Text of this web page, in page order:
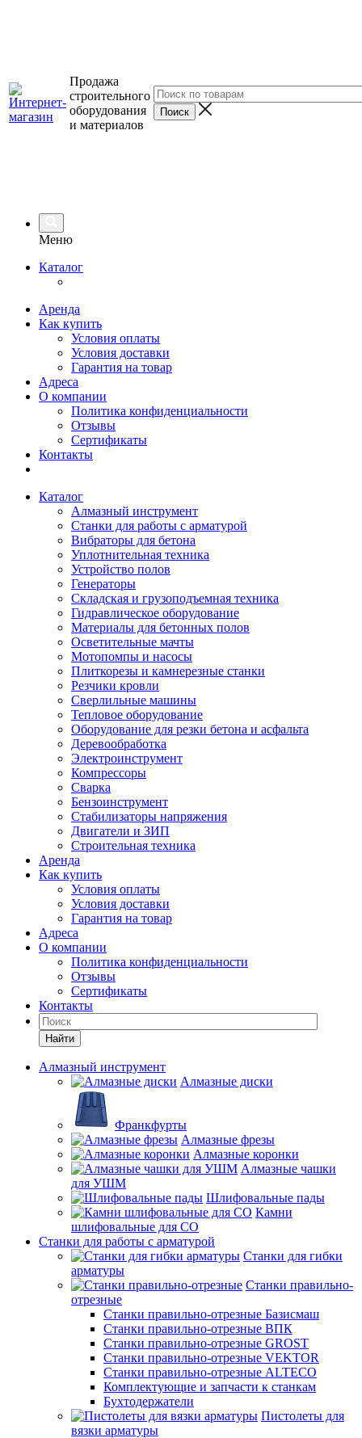
Продажа
строительного
оборудования
и материалов
Меню
Каталог
Аренда
Как купить
Условия оплаты
Условия доставки
Гарантия на товар
Адреса
О компании
Политика конфиденциальности
Отзывы
Сертификаты
Контакты
Каталог
Алмазный инструмент
Станки для работы с арматурой
Вибраторы для бетона
Уплотнительная техника
Устройство полов
Генераторы
Складская и грузоподъемная техника
Гидравлическое оборудование
Материалы для бетонных полов
Осветительные мачты
Мотопомпы и насосы
Плиткорезы и камнерезные станки
Резчики кровли
Сверлильные машины
Тепловое оборудование
Оборудование для резки бетона и асфальта
Деревообработка
Электроинструмент
Компрессоры
Сварка
Бензоинструмент
Стабилизаторы напряжения
Двигатели и ЗИП
Строительная техника
Аренда
Как купить
Условия оплаты
Условия доставки
Гарантия на товар
Адреса
О компании
Политика конфиденциальности
Отзывы
Сертификаты
Контакты
Найти
Алмазный инструмент
Алмазные диски
Франкфурты
Алмазные фрезы
Алмазные коронки
Алмазные чашки
для УШМ
Шлифовальные пады
Камни
шлифовальные для СО
Станки для работы с арматурой
Станки для гибки
арматуры
Станки правильно-
отрезные
Станки правильно-отрезные Базисмаш
Станки правильно-отрезные ВПК
Станки правильно-отрезные GROST
Станки правильно-отрезные VEKTOR
Станки правильно-отрезные ALTECO
Комплектующие и запчасти к станкам
Бухтодержатели
Пистолеты для
вязки арматуры